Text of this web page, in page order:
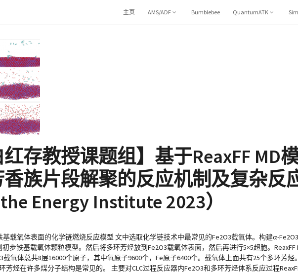
主页 AMS/ADF Bumblebee QuantumATK
红存教授课题组】基于ReaxFF MD
族片段解聚的反应机制及复杂反
Energy Institute 2023）
载氧体表面的化学链燃烧反应模型 文中选取化学链技术中最常见的Fe2O3载氧体。构建α-
步铁基载氧体颗粒模型。然后将多环芳烃放到Fe2O3载氧体表面，然后再进行5×5超胞。ReaxFF
载氧体总共8层16000个原子，其中氧原子9600个，Fe原子6400个。载氧体上面共有25个多环芳
烃在许多煤分子结构是常见的。 主要对CLC过程反应器内Fe2O3和多环芳烃体系反应过程